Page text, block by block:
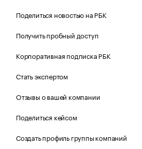
Поделиться новостью на РБК
Получить пробный доступ
Корпоративная подписка РБК
Стать экспертом
Отзывы о вашей компании
Поделиться кейсом
Создать профиль группы компаний